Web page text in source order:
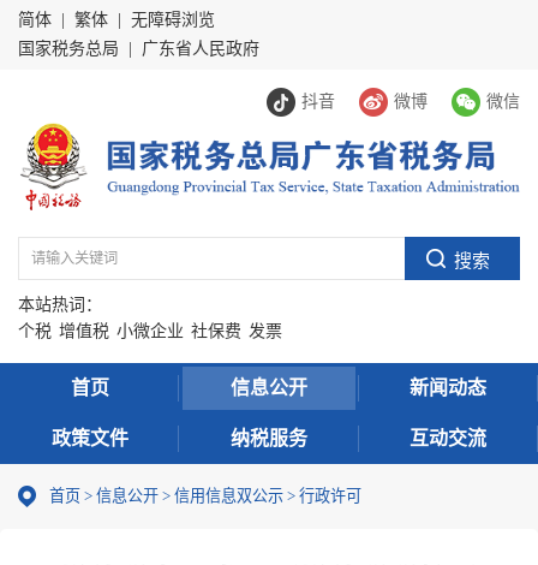
简体 繁体
无障碍浏览
国家税务总局
广东省人民政府
抖音 微博 微信
本站热词：
个税 增值税 小微企业 社保费 发票
首页 信息公开 新闻动态
政策文件 纳税服务 互动交流
首页 > 信息公开 > 信用信息双公示 > 行政许可